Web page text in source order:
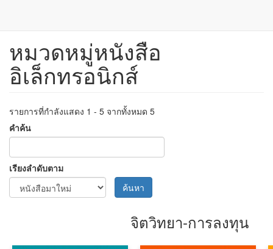
ข้าม
เนื้อหา
หมวดหมู่หนังสือ
อิเล็กทรอนิกส์
รายการที่กำลังแสดง 1 - 5 จากทั้งหมด 5
คำค้น
เรียงลำดับตาม
ค้นหา
จิตวิทยา-การลงทุน